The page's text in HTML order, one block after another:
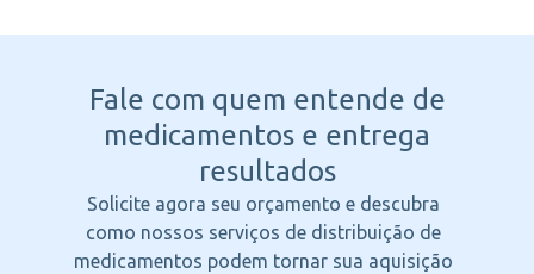
Fale com quem entende de
medicamentos e entrega
resultados
Solicite agora seu orçamento e descubra
como nossos serviços de distribuição de
medicamentos podem tornar sua aquisição